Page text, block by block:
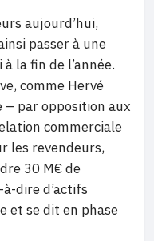
aujourd’hui,
passer à une
la fin de l’année.
comme Hervé
– par opposition aux
commerciale
les revendeurs,
30 M€ de
dire d’actifs
et se dit en phase